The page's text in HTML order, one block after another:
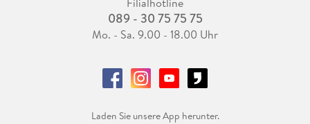
089 - 30 75 75 75
Mo. - Sa. 9.00 - 18.00 Uhr
Laden Sie unsere App herunter.